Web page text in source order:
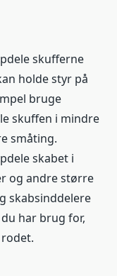
skufferne
holde styr på
bruge
skuffen i mindre
småting.
skabet i
og andre større
skabsinddelere
har brug for,